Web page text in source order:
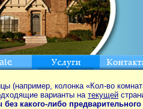
(например, колонка «Кол-во
варианты на текущей
какого-либо